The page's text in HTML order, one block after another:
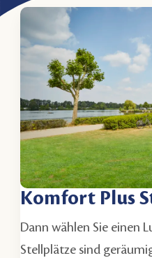
Komfort Plus
Dann wählen Sie einen
Stellplätze sind